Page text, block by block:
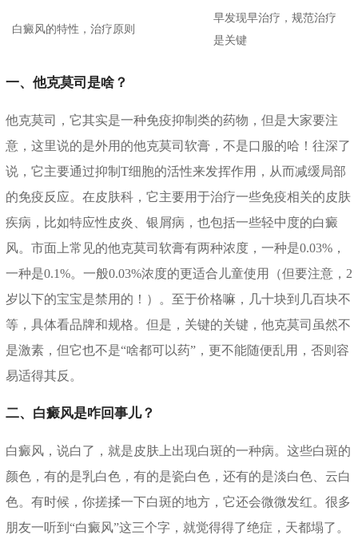
白癜风的特性，治疗原则
早发现早治疗，规范治疗
是关键
一、他克莫司是啥？
他克莫司，它其实是一种免疫抑制类的药物，但是大家要注
意，这里说的是外用的他克莫司软膏，不是口服的哈！往深了
说，它主要通过抑制T细胞的活性来发挥作用，从而减缓局部
的免疫反应。在皮肤科，它主要用于治疗一些免疫相关的皮肤
疾病，比如特应性皮炎、银屑病，也包括一些轻中度的白癜
风。市面上常见的他克莫司软膏有两种浓度，一种是0.03%，
一种是0.1%。一般0.03%浓度的更适合儿童使用（但要注意，2
岁以下的宝宝是禁用的！）。至于价格嘛，几十块到几百块不
等，具体看品牌和规格。但是，关键的关键，他克莫司虽然不
是激素，但它也不是“啥都可以药”，更不能随便乱用，否则容
易适得其反。
二、白癜风是咋回事儿？
白癜风，说白了，就是皮肤上出现白斑的一种病。这些白斑的
颜色，有的是乳白色，有的是瓷白色，还有的是淡白色、云白
色。有时候，你搓揉一下白斑的地方，它还会微微发红。很多
朋友一听到“白癜风”这三个字，就觉得得了绝症，天都塌了。